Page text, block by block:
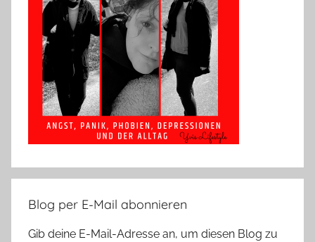
Blog per E-Mail abonnieren
Gib deine E-Mail-Adresse an, um diesen Blog zu